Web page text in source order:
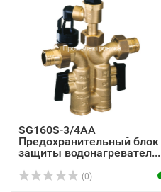
SG160S-3/4AA
Предохранительный блок
защиты водонагревател...
(0)